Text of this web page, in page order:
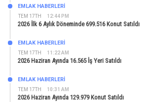
TEM 17TH 12:44 PM
EMLAK HABERLERI
2026 İlk 6 Aylık Döneminde 699.516 Konut Satıldı
TEM 17TH 11:22 AM
EMLAK HABERLERI
2026 Haziran Ayında 16.565 İş Yeri Satıldı
TEM 17TH 10:31 AM
EMLAK HABERLERI
2026 Haziran Ayında 129.979 Konut Satıldı